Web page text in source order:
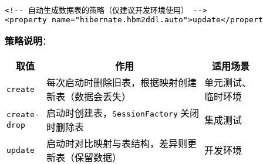
<!-- 自动生成数据表的策略（仅建议开发环境使用） -->
<property name="hibernate.hbm2ddl.auto">update</
策略说明 ：
取值 作用 适用场景
create
每次启动时删除旧表，根据映射创建
新表（数据会丢失）
单元测试、
临时环境
create-
drop
启动时创建表， SessionFactory 关闭
时删除表
集成测试
update
启动时对比映射与表结构，差异则更
新表（保留数据）
开发环境